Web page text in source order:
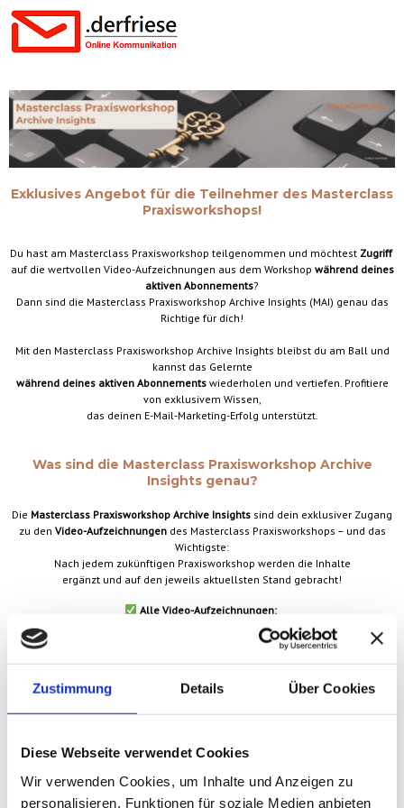
Zustimmung Details Über Cookies
Diese Webseite verwendet Cookies
Wir verwenden Cookies, um Inhalte und Anzeigen zu
personalisieren, Funktionen für soziale Medien anbieten
Exklusives Angebot für die Teilnehmer des Masterclass
Praxisworkshops!
Du hast am Masterclass Praxisworkshop teilgenommen und möchtest Zugriff
auf die wertvollen Video-Aufzeichnungen aus dem Workshop während deines
aktiven Abonnements?
Dann sind die Masterclass Praxisworkshop Archive Insights (MAI) genau das
Richtige für dich!
Mit den Masterclass Praxisworkshop Archive Insights bleibst du am Ball und
kannst das Gelernte
während deines aktiven Abonnements wiederholen und vertiefen. Profitiere
von exklusivem Wissen,
das deinen E-Mail-Marketing-Erfolg unterstützt.
Was sind die Masterclass Praxisworkshop Archive
Insights genau?
Die Masterclass Praxisworkshop Archive Insights sind dein exklusiver Zugang
zu den Video-Aufzeichnungendes Masterclass Praxisworkshops – und das
Wichtigste:
Nach jedem zukünftigen Praxisworkshop werden die Inhalte
ergänzt und auf den jeweils aktuellsten Stand gebracht!
Alle Video-Aufzeichnungen:
auf die vollständigen
Aufzeichnungen aller Module des Masterclass Praxisworkshops.
Die Aufzeichnungen werden nach jedem neuen Praxisworkshop zeitnah
Wichtiger Hinweis:
In denMasterclass Praxisworkshop Archive Insights findest duausschließlich